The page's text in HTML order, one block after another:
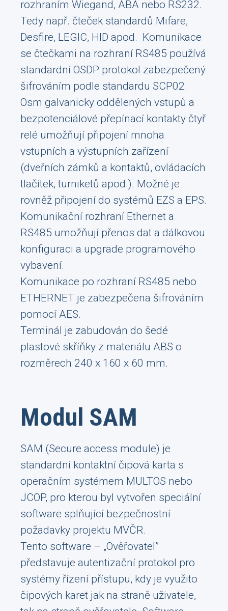
rozhraním Wiegand, ABA nebo RS232.
Tedy např. čteček standardů Mifare,
Desfire, LEGIC, HID apod. Komunikace
se čtečkami na rozhraní RS485 používá
standardní OSDP protokol zabezpečený
šifrováním podle standardu SCP02.
Osm galvanicky oddělených vstupů a
bezpotenciálové přepínací kontakty čtyř
relé umožňují připojení mnoha
vstupních a výstupních zařízení
(dveřních zámků a kontaktů, ovládacích
tlačítek, turniketů apod.). Možné je
rovněž připojení do systémů EZS a EPS.
Komunikační rozhraní Ethernet a
RS485 umožňují přenos dat a dálkovou
konfiguraci a upgrade programového
vybavení.
Komunikace po rozhraní RS485 nebo
ETHERNET je zabezpečena šifrováním
pomocí AES.
Terminál je zabudován do šedé
plastové skříňky z materiálu ABS o
rozměrech 240 x 160 x 60 mm.
Modul SAM
SAM (Secure access module) je
standardní kontaktní čipová karta s
operačním systémem MULTOS nebo
JCOP, pro kterou byl vytvořen speciální
software splňující bezpečnostní
požadavky projektu MVČR.
Tento software – „Ověřovatel”
představuje autentizační protokol pro
systémy řízení přístupu, kdy je využito
čipových karet jak na straně uživatele,